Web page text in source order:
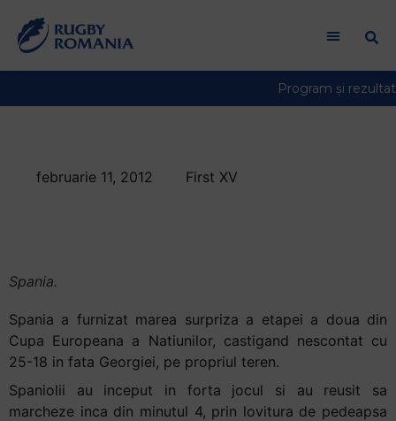
in
One
screen
reader,
press
"Ctrl
februarie 11, 2012 First XV
Spania.
Spania a furnizat marea surpriza a etapei a doua din
Cupa Europeana a Natiunilor, castigand nescontat cu
25-18 in fata Georgiei, pe propriul teren.
Spaniolii au inceput in forta jocul si au reusit sa
marcheze inca din minutul 4, prin lovitura de pedeapsa